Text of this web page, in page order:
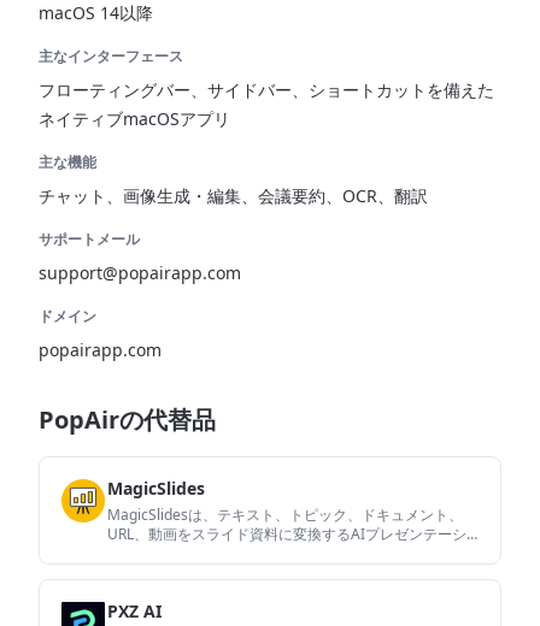
macOS 14以降
主なインターフェース
フローティングバー、サイドバー、ショートカットを備えた
ネイティブmacOSアプリ
主な機能
チャット、画像生成・編集、会議要約、OCR、翻訳
サポートメール
support@popairapp.com
ドメイン
popairapp.com
PopAirの代替品
MagicSlides
MagicSlidesは、テキスト、トピック、ドキュメント、
URL、動画をスライド資料に変換するAIプレゼンテーショ
PXZ AI